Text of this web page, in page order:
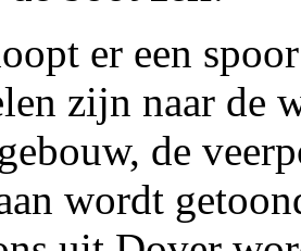
er een
zijn naar de
de
wordt